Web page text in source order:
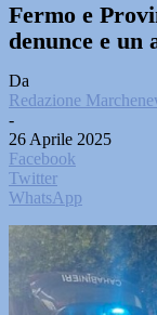
Fermo e
denunce e un
Da
Redazione
-
26 Aprile 2025
Facebook
Twitter
WhatsApp